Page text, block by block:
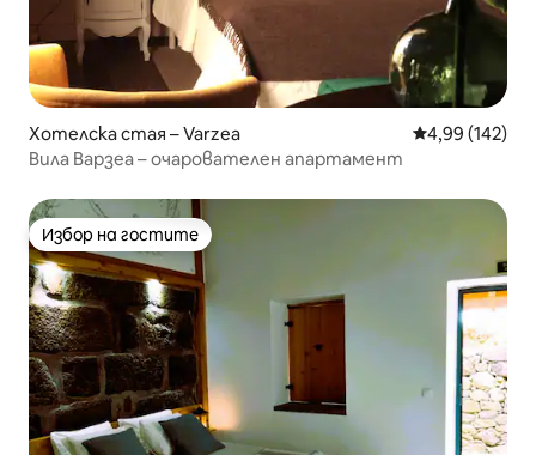
Хотелска стая – Varzea Средна
4,99 (142)
Вила Варзеа – очарователен апартамент
Избор на гостите
Избор на гостите